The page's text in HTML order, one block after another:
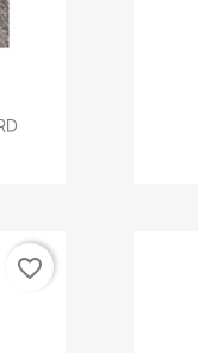
favorite_border